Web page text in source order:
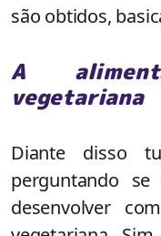
são obtidos,
A
vegetariana
Diante disso
perguntando
desenvolver